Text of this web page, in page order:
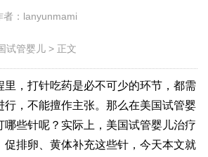
者：lanyunmami
试管婴儿 > 正文
里，打针吃药是必不可少的环节，都需
行，不能擅作主张。那么在美国试管婴
哪些针呢？实际上，美国试管婴儿治疗
促排卵、黄体补充这些针，今天本文就